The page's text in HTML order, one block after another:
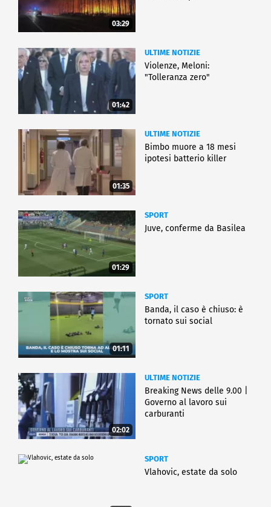
03:29
01:42
ULTIME NOTIZIE
Violenze, Meloni:
"Tolleranza zero"
01:35
ULTIME NOTIZIE
Bimbo muore a 18 mesi
ipotesi batterio killer
01:29
SPORT
Juve, conferme da Basilea
01:11
SPORT
Banda, il caso è chiuso: è
tornato sui social
02:02
ULTIME NOTIZIE
Breaking News delle 9.00 |
Governo al lavoro sui
carburanti
SPORT
Vlahovic, estate da solo